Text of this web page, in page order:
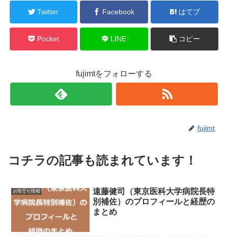
Twitter Facebook はてブ
Pocket LINE コピー
fujimtをフォローする
fujimt
コチラの記事も読まれています！
お役立ち情報
遠藤健司（東京医科大学病院長特
別補佐）のプロフィールと経歴の
まとめ